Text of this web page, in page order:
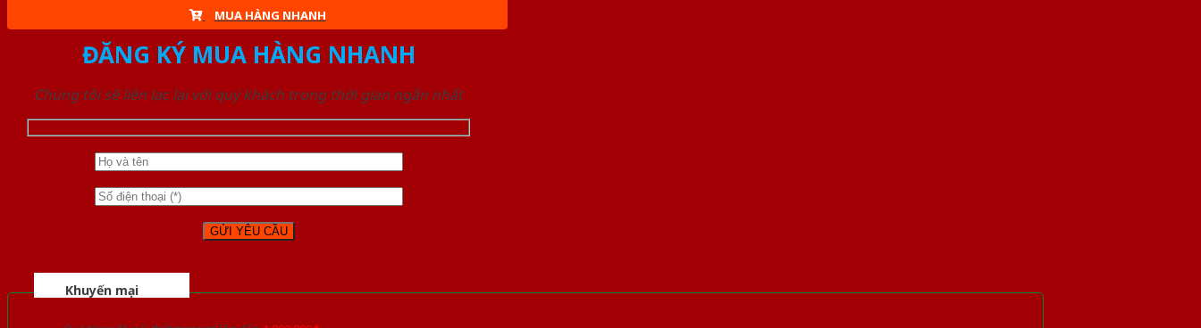
MUA HÀNG NHANH
ĐĂNG KÝ MUA HÀNG NHANH
Chúng tôi sẽ liên lạc lại với quý khách trong thời gian ngắn nhất
Khuyến mại